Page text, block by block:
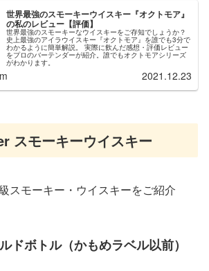
世界最強のスモーキーウイスキー『オクトモア』
の私のレビュー【評価】
世界最強のスモーキーなウイスキーをご存知でしょうか？
史上最強のアイラウイスキー『オクトモア』を誰でも3分で
わかるように簡単解説。 実際に飲んだ感想・評価レビュー
をプロのバーテンダーが紹介。誰でもオクトモアシリーズ
がわかります。
2021.12.23
スモーキーウイスキー
スモーキー・ウイスキーをご紹介
ドボトル（かもめラベル以前）